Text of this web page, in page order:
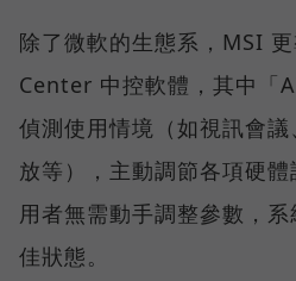
除了微軟的生態系，MSI
Center 中控軟體，其中「
偵測使用情境（如視訊會
放等），主動調節各項硬
用者無需動手調整參數，
佳狀態。